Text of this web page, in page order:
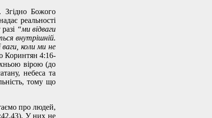
Згідно Божого
реальності
“ми відваги
внутрішній.
ваги, коли ми не
Коринтян 4:16-
вірою (до
небеса та
тому що
про людей,
У них не